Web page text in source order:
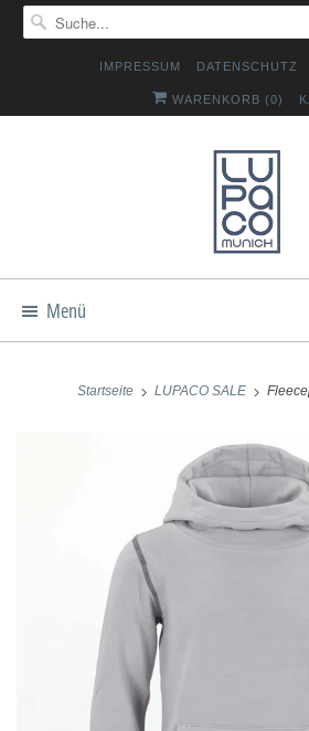
IMPRESSUM DATENSCHUTZ
WARENKORB (0)
Menü
Startseite LUPACO SALE